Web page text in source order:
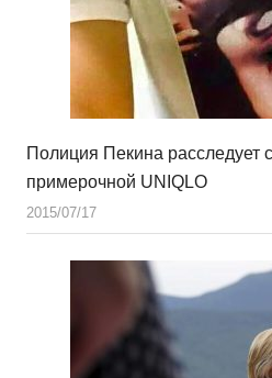
Полиция Пекина расследует
примерочной UNIQLO
2015/07/17